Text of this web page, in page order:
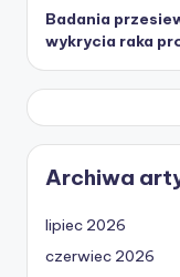
Badania
wykrycia raka
Archiwa
lipiec 2026
czerwiec 2026